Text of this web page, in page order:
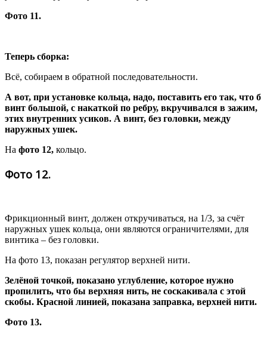
Фото 11.
Теперь сборка:
Всё, собираем в обратной последовательности.
А вот, при установке кольца, надо, поставить его так, что б
винт большой, с накаткой по ребру, вкручивался в зажим,
этих внутренних усиков. А винт, без головки, между
наружных ушек.
На фото 12, кольцо.
Фото 12.
Фрикционный винт, должен откручиваться, на 1/3, за счёт
наружных ушек кольца, они являются ограничителями, для
винтика – без головки.
На фото 13, показан регулятор верхней нити.
Зелёной точкой, показано углубление, которое нужно
пропилить, что бы верхняя нить, не соскакивала с этой
скобы. Красной линией, показана заправка, верхней нити.
Фото 13.